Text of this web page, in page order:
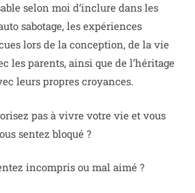
selon moi d’inclure dans les
sabotage, les expériences
lors de la conception, de la vie
les parents, ainsi que de l’héritage
leurs propres croyances.
pas à vivre votre vie et vous
sentez bloqué ?
incompris ou mal aimé ?